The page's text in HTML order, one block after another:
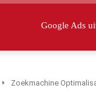
Google Ads
Zoekmachine